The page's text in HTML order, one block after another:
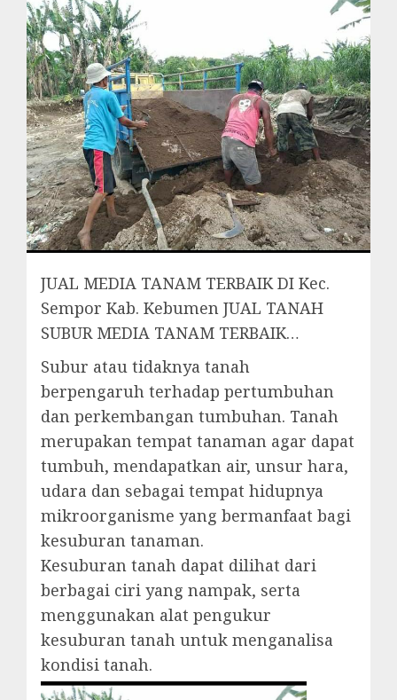
JUAL MEDIA TANAM TERBAIK DI Kec.
Sempor Kab. Kebumen JUAL TANAH
SUBUR MEDIA TANAM TERBAIK…
Subur atau tidaknya tanah
berpengaruh terhadap pertumbuhan
dan perkembangan tumbuhan. Tanah
merupakan tempat tanaman agar dapat
tumbuh, mendapatkan air, unsur hara,
udara dan sebagai tempat hidupnya
mikroorganisme yang bermanfaat bagi
kesuburan tanaman.
Kesuburan tanah dapat dilihat dari
berbagai ciri yang nampak, serta
menggunakan alat pengukur
kesuburan tanah untuk menganalisa
kondisi tanah.